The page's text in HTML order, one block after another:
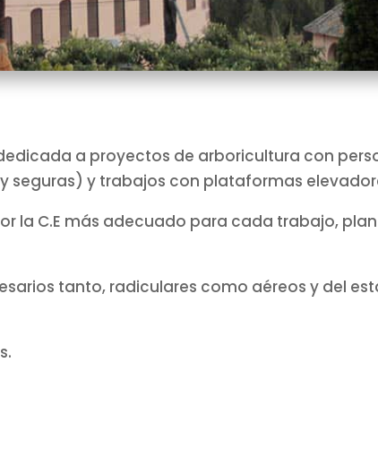
a proyectos de arboricultura con
y trabajos con plataformas
la C.E más adecuado para cada trabajo,
tanto, radiculares como aéreos y del